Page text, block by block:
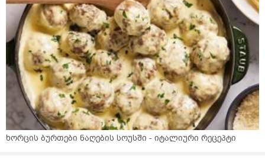
ხორცის ბურთები ნაღების სოუსში - იტალიური რეცეპტი